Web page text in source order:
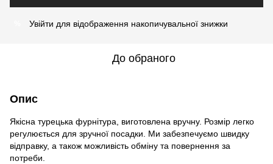
Увійти для відображення накопичувальної знижки
До обраного
Опис
Якісна турецька фурнітура, виготовлена вручну. Розмір легко
регулюється для зручної посадки. Ми забезпечуємо швидку
відправку, а також можливість обміну та повернення за
потреби.